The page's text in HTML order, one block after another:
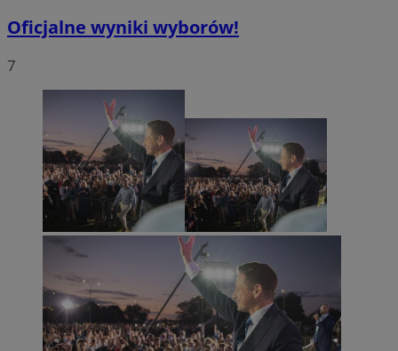
Oficjalne wyniki wyborów!
7